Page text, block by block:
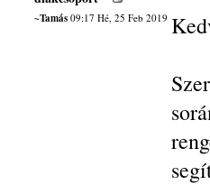
~Tamás09:17 Hé, 25 Feb 2019